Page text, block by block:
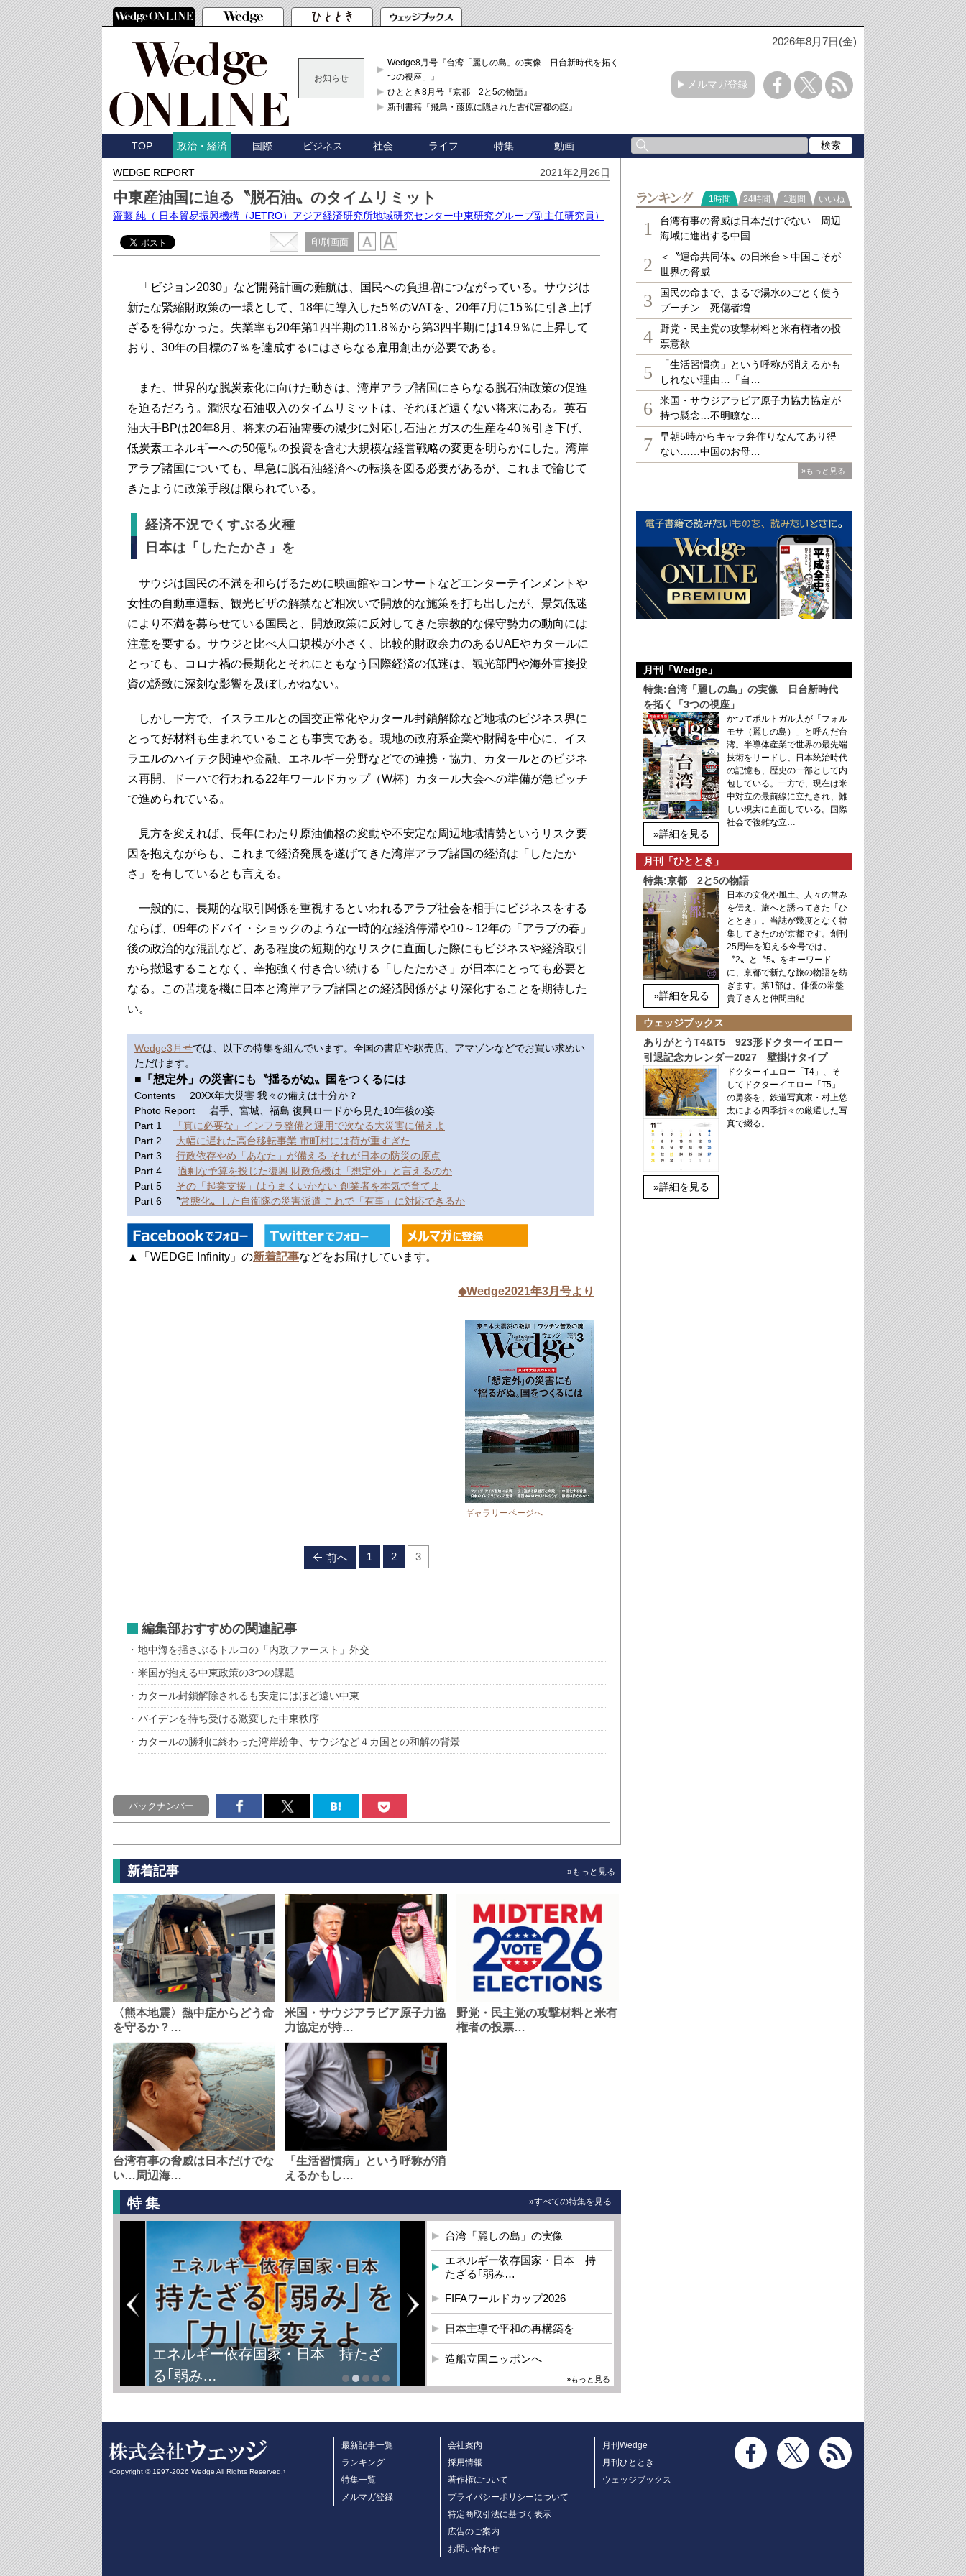
2026年8月7日(金)
お知らせ
Wedge8月号『台湾「麗しの島」の実像 日台新時代を拓く「3
つの視座」』
ひととき8月号『京都 2と5の物語』
新刊書籍『飛鳥・藤原に隠された古代宮都の謎』
メルマガ登録
TOP 政治・経済 国際 ビジネス 社会 ライフ 特集 動画
WEDGE REPORT 2021年2月26日
中東産油国に迫る〝脱石油〟のタイムリミット
齋藤 純 （ 日本貿易振興機構（JETRO）アジア経済研究所地域研究センター中東研究グループ副主任研究員）
印刷画面
「ビジョン2030」など開発計画の難航は、国民への負担増につながっている。サウジは
新たな緊縮財政策の一環として、18年に導入した5％のVATを、20年7月に15％に引き上げ
ざるを得なかった。失業率も20年第1四半期の11.8％から第3四半期には14.9％に上昇して
おり、30年の目標の7％を達成するにはさらなる雇用創出が必要である。
また、世界的な脱炭素化に向けた動きは、湾岸アラブ諸国にさらなる脱石油政策の促進
を迫るだろう。潤沢な石油収入のタイムリミットは、それほど遠くない将来にある。英石
油大手BPは20年8月、将来の石油需要の減少に対応し石油とガスの生産を40％引き下げ、
低炭素エネルギーへの50億㌦の投資を含む大規模な経営戦略の変更を明らかにした。湾岸
アラブ諸国についても、早急に脱石油経済への転換を図る必要があるが、これまで論じて
きたように政策手段は限られている。
経済不況でくすぶる火種
日本は「したたかさ」を
サウジは国民の不満を和らげるために映画館やコンサートなどエンターテインメントや
女性の自動車運転、観光ビザの解禁など相次いで開放的な施策を打ち出したが、景気低迷
により不満を募らせている国民と、開放政策に反対してきた宗教的な保守勢力の動向には
注意を要する。サウジと比べ人口規模が小さく、比較的財政余力のあるUAEやカタールに
とっても、コロナ禍の長期化とそれにともなう国際経済の低迷は、観光部門や海外直接投
資の誘致に深刻な影響を及ぼしかねない。
しかし一方で、イスラエルとの国交正常化やカタール封鎖解除など地域のビジネス界に
とって好材料も生まれていることも事実である。現地の政府系企業や財閥を中心に、イス
ラエルのハイテク関連や金融、エネルギー分野などでの連携・協力、カタールとのビジネ
ス再開、ドーハで行われる22年ワールドカップ（W杯）カタール大会への準備が急ピッチ
で進められている。
見方を変えれば、長年にわたり原油価格の変動や不安定な周辺地域情勢というリスク要
因を抱えながらも、これまで経済発展を遂げてきた湾岸アラブ諸国の経済は「したたか
さ」を有しているとも言える。
一般的に、長期的な取引関係を重視するといわれるアラブ社会を相手にビジネスをする
ならば、09年のドバイ・ショックのような一時的な経済停滞や10～12年の「アラブの春」
後の政治的な混乱など、ある程度の短期的なリスクに直面した際にもビジネスや経済取引
から撤退することなく、辛抱強く付き合い続ける「したたかさ」が日本にとっても必要と
なる。この苦境を機に日本と湾岸アラブ諸国との経済関係がより深化することを期待した
い。
Wedge3月号では、以下の特集を組んでいます。全国の書店や駅売店、アマゾンなどでお買い求めい
ただけます。
■「想定外」の災害にも〝揺るがぬ〟国をつくるには
Contents 20XX年大災害 我々の備えは十分か？
Photo Report 岩手、宮城、福島 復興ロードから見た10年後の姿
Part 1
「真に必要な」インフラ整備と運用で次なる大災害に備えよ
Part 2 大幅に遅れた高台移転事業 市町村には荷が重すぎた
Part 3 行政依存やめ「あなた」が備える それが日本の防災の原点
Part 4 過剰な予算を投じた復興 財政危機は「想定外」と言えるのか
Part 5 その「起業支援」はうまくいかない 創業者を本気で育てよ
Part 6 〝常態化〟した自衛隊の災害派遣 これで「有事」に対応できるか
▲「WEDGE Infinity」の新着記事などをお届けしています。
◆Wedge2021年3月号より
ギャラリーページへ
前へ 1 2 3
編集部おすすめの関連記事
地中海を揺さぶるトルコの「内政ファースト」外交
米国が抱える中東政策の3つの課題
カタール封鎖解除されるも安定にはほど遠い中東
バイデンを待ち受ける激変した中東秩序
カタールの勝利に終わった湾岸紛争、サウジなど４カ国との和解の背景
バックナンバー
新着記事 »もっと見る
〈熊本地震〉熱中症からどう命
を守るか？…
米国・サウジアラビア原子力協
力協定が持…
野党・民主党の攻撃材料と米有
権者の投票…
台湾有事の脅威は日本だけでな
い…周辺海…
「生活習慣病」という呼称が消
えるかもし…
特集 »すべての特集を見る
エネルギー依存国家・日本 持たざ
る｢弱み…
台湾「麗しの島」の実像
エネルギー依存国家・日本 持
たざる｢弱み…
FIFAワールドカップ2026
日本主導で平和の再構築を
造船立国ニッポンへ
»もっと見る
ランキング
1時間 24時間 1週間 いいね
1
台湾有事の脅威は日本だけでない…周辺
海域に進出する中国…
2
＜〝運命共同体〟の日米台＞中国こそが
世界の脅威....…
3
国民の命まで、まるで湯水のごとく使う
プーチン…死傷者増…
4
野党・民主党の攻撃材料と米有権者の投
票意欲
5
「生活習慣病」という呼称が消えるかも
しれない理由…「自…
6
米国・サウジアラビア原子力協力協定が
持つ懸念…不明瞭な…
7
早朝5時からキャラ弁作りなんてあり得
ない……中国のお母…
»もっと見る
月刊「Wedge」
特集:台湾「麗しの島」の実像 日台新時代
を拓く「3つの視座」
»詳細を見る
かつてポルトガル人が「フォル
モサ（麗しの島）」と呼んだ台
湾。半導体産業で世界の最先端
技術をリードし、日本統治時代
の記憶も、歴史の一部として内
包している。一方で、現在は米
中対立の最前線に立たされ、難
しい現実に直面している。国際
社会で複雑な立…
月刊「ひととき」
特集:京都 2と5の物語
»詳細を見る
日本の文化や風土、人々の営み
を伝え、旅へと誘ってきた「ひ
ととき」。当誌が幾度となく特
集してきたのが京都です。創刊
25周年を迎える今号では、
〝2〟と〝5〟をキーワード
に、京都で新たな旅の物語を紡
ぎます。第1部は、俳優の常盤
貴子さんと仲間由紀…
ウェッジブックス
ありがとうT4&T5 923形ドクターイエロー
引退記念カレンダー2027 壁掛けタイプ
»詳細を見る
ドクターイエロー「T4」、そ
してドクターイエロー「T5」
の勇姿を、鉄道写真家・村上悠
太による四季折々の厳選した写
真で綴る。
‹Copyright © 1997-2026 Wedge All Rights Reserved.›
最新記事一覧
ランキング
特集一覧
メルマガ登録
会社案内
採用情報
著作権について
プライバシーポリシーについて
特定商取引法に基づく表示
広告のご案内
お問い合わせ
月刊Wedge
月刊ひととき
ウェッジブックス